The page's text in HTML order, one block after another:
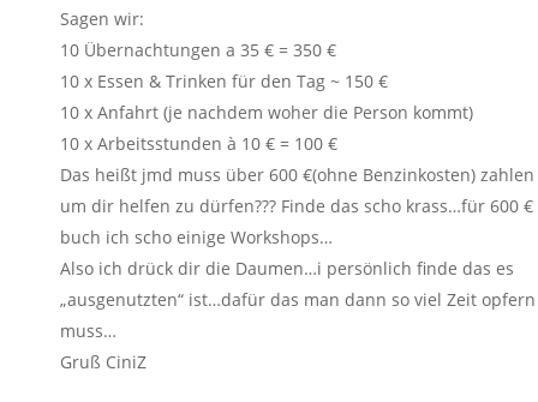
Sagen wir:
10 Übernachtungen a 35 € = 350 €
10 x Essen & Trinken für den Tag ~ 150 €
10 x Anfahrt (je nachdem woher die Person kommt)
10 x Arbeitsstunden à 10 € = 100 €
Das heißt jmd muss über 600 €(ohne Benzinkosten) zahlen
um dir helfen zu dürfen??? Finde das scho krass…für 600 €
buch ich scho einige Workshops…
Also ich drück dir die Daumen…i persönlich finde das es
„ausgenutzten“ ist…dafür das man dann so viel Zeit opfern
muss…
Gruß CiniZ